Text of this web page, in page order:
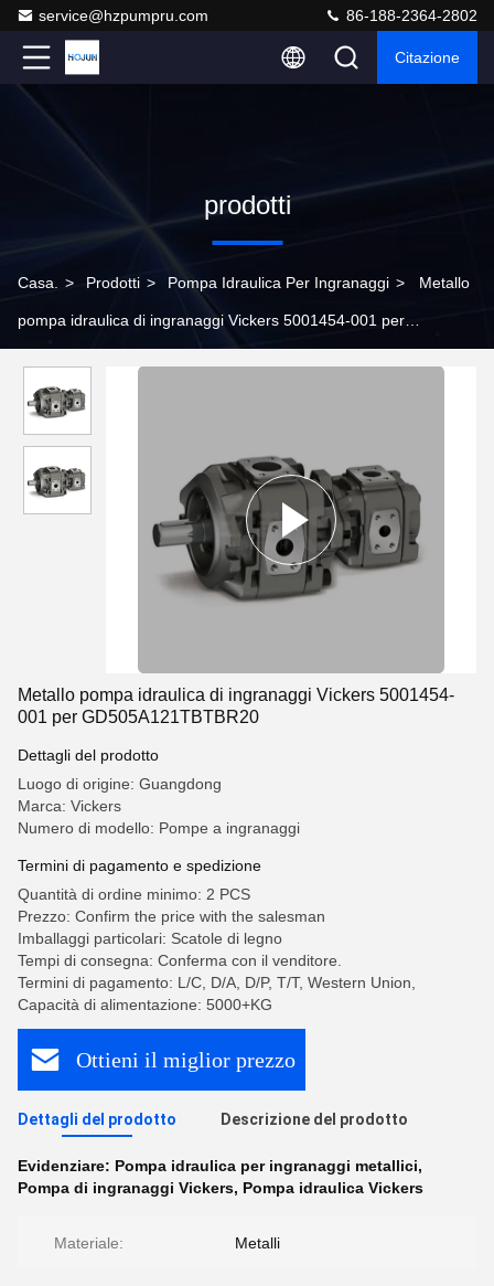
service@hzpumpru.com 86-188-2364-2802
Citazione
prodotti
Casa. > Prodotti > Pompa Idraulica Per Ingranaggi > Metallo
pompa idraulica di ingranaggi Vickers 5001454-001 per
Metallo pompa idraulica di ingranaggi Vickers 5001454-
001 per GD505A121TBTBR20
Dettagli del prodotto
Luogo di origine: Guangdong
Marca: Vickers
Numero di modello: Pompe a ingranaggi
Termini di pagamento e spedizione
Quantità di ordine minimo: 2 PCS
Prezzo: Confirm the price with the salesman
Imballaggi particolari: Scatole di legno
Tempi di consegna: Conferma con il venditore.
Termini di pagamento: L/C, D/A, D/P, T/T, Western Union,
Capacità di alimentazione: 5000+KG
Ottieni il miglior prezzo
Dettagli del prodotto Descrizione del prodotto
Evidenziare: Pompa idraulica per ingranaggi metallici,
Pompa di ingranaggi Vickers, Pompa idraulica Vickers
Materiale: Metalli